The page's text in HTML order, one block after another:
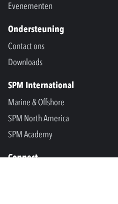
Evenementen
Ondersteuning
Contact ons
Downloads
SPM International
Marine & Offshore
SPM North America
SPM Academy
Connect